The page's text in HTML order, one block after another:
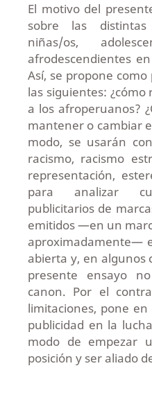
El motivo del
sobre las distintas
niñas/os,
afrodescendientes
Así, se propone
las siguientes:
a los afroperuanos?
mantener o cambiar
modo, se usarán
racismo, racismo
representación,
para analizar
publicitarios de
emitidos —en un
aproximadamente—
abierta y, en algunos
presente ensayo
canon. Por el
limitaciones, pone
publicidad en la
modo de empezar
posición y ser aliado